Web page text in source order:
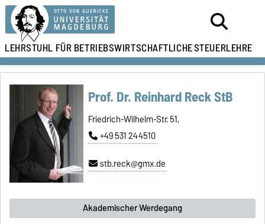
LEHRSTUHL FÜRBETRIEBSWIRTSCHAFTLICHESTEUERLEHRE
Prof. Dr. Reinhard Reck StB
Friedrich-Wilhelm-Str. 51,
+49 531 244510
stb.reck@gmx.de
Akademischer Werdegang